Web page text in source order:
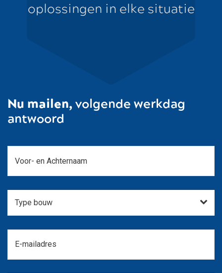
oplossingen in elke situatie
Nu mailen, volgende werkdag
antwoord